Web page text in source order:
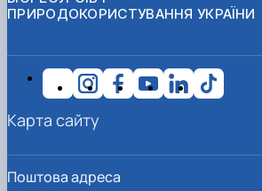
ПРИРОДОКОРИСТУВАННЯ УКРАЇНИ
Поштова адреса
Карта сайту